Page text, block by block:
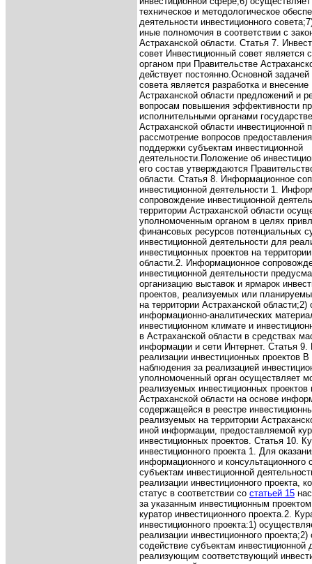
техническое и методологическое
деятельности инвестиционного совета;
иные полномочия в соответствии с
Астраханской области. Статья 7.
совет Инвестиционный совет является
органом при Правительстве
действует постоянно.Основной задачей
совета является разработка и
Астраханской области предложений и
вопросам повышения эффективности
исполнительными органами
Астраханской области инвестиционной
рассмотрение вопросов
поддержки субъектам инвестиционной
деятельности. Положение об
его состав утверждаются
области. Статья 8. Информационное
инвестиционной деятельности 1.
сопровождение инвестиционной
территории Астраханской области
уполномоченным органом в целях
финансовых ресурсов потенциальных
инвестиционной деятельности для
инвестиционных проектов на
области.2. Информационное
инвестиционной деятельности
организацию выставок и ярмарок
проектов, реализуемых или
на территории Астраханской области;2)
информационно-аналитических
инвестиционном климате и
в Астраханской области в средствах
информации и сети Интернет. Статья 9.
реализации инвестиционных проектов В
наблюдения за реализацией
уполномоченный орган осуществляет
реализуемых инвестиционных проектов
Астраханской области на основе
содержащейся в реестре
реализуемых на территории
иной информации, предоставляемой
инвестиционных проектов. Статья 10.
инвестиционного проекта 1. Для
информационного и консультационного
субъектам инвестиционной
реализации инвестиционного проекта,
статус в соответствии со статьей 15
за указанным инвестиционным
куратор инвестиционного проекта.2.
инвестиционного проекта:1)
реализации инвестиционного проекта;2)
содействие субъектам инвестиционной
реализующим соответствующий